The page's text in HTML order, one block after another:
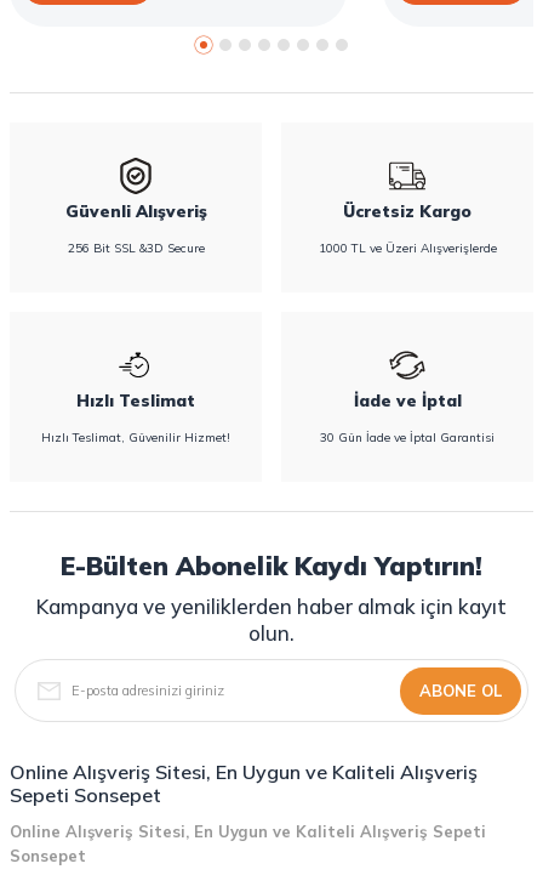
rehberde hijyenik ped çeşitleri, seçim kriterleri
Güvenli Alışveriş
256 Bit SSL &3D Secure
Ücretsiz Kargo
1000 TL ve Üzeri Alışverişlerde
Hızlı Teslimat
Hızlı Teslimat, Güvenilir Hizmet!
İade ve İptal
30 Gün İade ve İptal Garantisi
E-Bülten Abonelik Kaydı Yaptırın!
Kampanya ve yeniliklerden haber almak için kayıt
olun.
ABONE OL
Online Alışveriş Sitesi, En Uygun ve Kaliteli Alışveriş
Sepeti Sonsepet
Online Alışveriş Sitesi, En Uygun ve Kaliteli Alışveriş Sepeti
Sonsepet